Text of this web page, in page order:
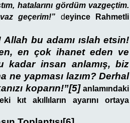
hatalarını gördüm vazgeçtim.
geçerim!” deyince Rahmetli
bu adamı ıslah etsin!
en çok ihanet eden ve
kadar insan anlamış, biz
ne yapması lazım? Derhal
koparın!”[5]anlamındaki
kıt akıllıların ayarını ortaya